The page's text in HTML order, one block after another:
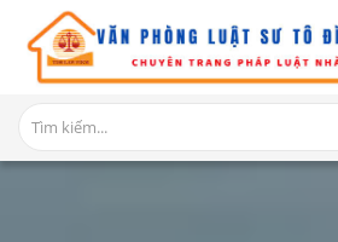
GIỚI
THIỆU
DỊCH